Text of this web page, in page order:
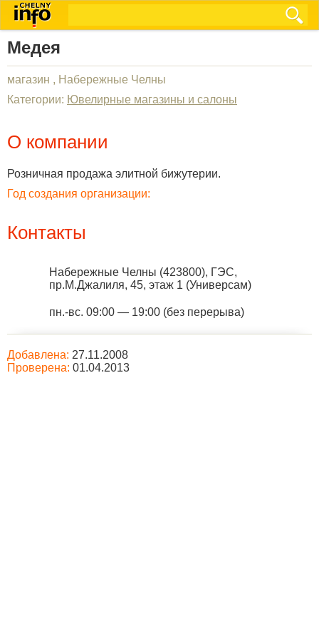
Медея
магазин , Набережные Челны
Категории: Ювелирные магазины и салоны
О компании
Розничная продажа элитной бижутерии.
Год создания организации:
Контакты
Набережные Челны (423800), ГЭС,
пр.М.Джалиля, 45, этаж 1 (Универсам)
пн.-вс. 09:00 — 19:00 (без перерыва)
Добавлена: 27.11.2008
Проверена: 01.04.2013